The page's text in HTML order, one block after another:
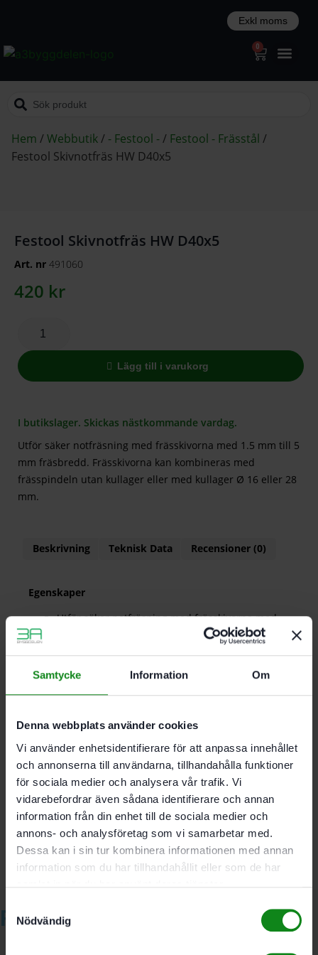
Samtycke Information Om
Denna webbplats använder cookies
Vi använder enhetsidentifierare för att anpassa innehållet
och annonserna till användarna, tillhandahålla funktioner
för sociala medier och analysera vår trafik. Vi
vidarebefordrar även sådana identifierare och annan
information från din enhet till de sociala medier och
annons- och analysföretag som vi samarbetar med.
Dessa kan i sin tur kombinera informationen med annan
information som du har tillhandahållit eller som de har
Nödvändig
0
Hem /Webbutik/ - Festool -/ Festool - Frässtål /
Festool Skivnotfräs HW D40x5
Festool Skivnotfräs HW D40x5
Art. nr 491060
420 kr
Lägg till i varukorg
I butikslager. Skickas nästkommande vardag.
Utför säker notfräsning med frässkivorna med 1.5 mm till 5
mm fräsbredd. Frässkivorna kan kombineras med
frässpindeln utan kullager eller med kullager Ø 16 eller 28
mm.
Beskrivning Teknisk Data Recensioner (0)
Egenskaper
Utför säker notfräsning med frässkivorna med
Frässkivorna kan kombineras med frässpindeln
mm
D 40 mm; d 6 mm; NL 5 mm
Bli först med att recensera ”Festool Skivnotfräs HW
D40x5”
Du måste varainloggadför att skriva en recension.
Relaterade produkter